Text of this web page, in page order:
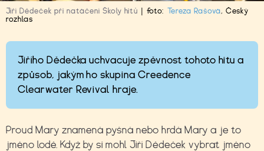
Jiří Dědeček při natáčení Školy hitů foto: Tereza Rašová, Český
rozhlas
Jiřího Dědečka uchvacuje zpěvnost tohoto hitu a
způsob, jakým ho skupina Creedence
Clearwater Revival hraje.
Proud Mary znamená pyšná nebo hrdá Mary a je to
jméno lodě. Když by si mohl Jiří Dědeček vybrat jméno